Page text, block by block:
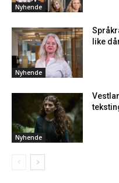
Nyhende
Nyhende
like
Nyhende